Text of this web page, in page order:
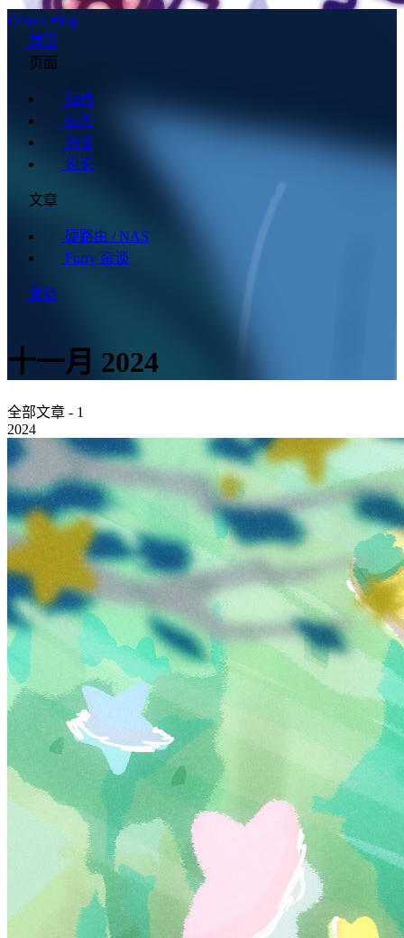
Dean's Blog
首页
页面
归档
标签
分类
说说
文章
硬路由 / NAS
Furry 杂谈
友链
十一月 2024
全部文章 - 1
2024